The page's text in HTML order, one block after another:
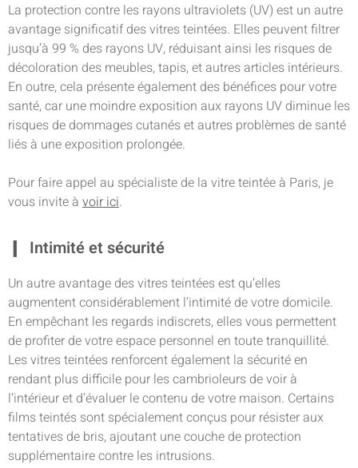
La protection contre les rayons ultraviolets (UV) est un autre
avantage significatif des vitres teintées. Elles peuvent filtrer
jusqu’à 99 % des rayons UV, réduisant ainsi les risques de
décoloration des meubles, tapis, et autres articles intérieurs.
En outre, cela présente également des bénéfices pour votre
santé, car une moindre exposition aux rayons UV diminue les
risques de dommages cutanés et autres problèmes de santé
liés à une exposition prolongée.
Pour faire appel au spécialiste de la vitre teintée à Paris, je
vous invite à voir ici.
Intimité et sécurité
Un autre avantage des vitres teintées est qu’elles
augmentent considérablement l’intimité de votre domicile.
En empêchant les regards indiscrets, elles vous permettent
de profiter de votre espace personnel en toute tranquillité.
Les vitres teintées renforcent également la sécurité en
rendant plus difficile pour les cambrioleurs de voir à
l’intérieur et d’évaluer le contenu de votre maison. Certains
films teintés sont spécialement conçus pour résister aux
tentatives de bris, ajoutant une couche de protection
supplémentaire contre les intrusions.